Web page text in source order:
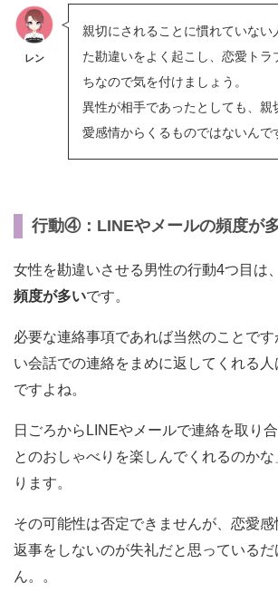
レン
親切にされることに慣れていない
た勘違いをよく起こし、恋愛トラ
ちなので気を付けましょう。
異性が相手であったとしても、親
愛感情からくるものではないんで
行動④：LINEやメールの頻度が
女性を勘違いさせる男性の行動4つ目は、
頻度が多いです。
必要な連絡事項であれば当然のことで
い会話での連絡をまめに返してくれる
ですよね。
日ごろからLINEやメールで連絡を取り
とのおしゃべりを楽しんでくれるのか
ります。
その可能性は否定できませんが、恋愛感
返事をしないのが失礼だと思っている
ん。。